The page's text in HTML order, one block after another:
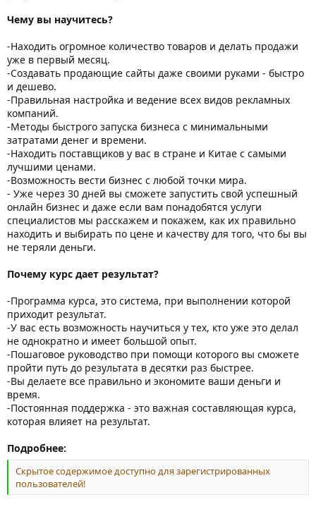
Чему вы научитесь?
-Находить огромное количество товаров и делать продажи
уже в первый месяц.
-Создавать продающие сайты даже своими руками - быстро
и дешево.
-Правильная настройка и ведение всех видов рекламных
компаний.
-Методы быстрого запуска бизнеса с минимальными
затратами денег и времени.
-Находить поставщиков у вас в стране и Китае с самыми
лучшими ценами.
-Возможность вести бизнес с любой точки мира.
- Уже через 30 дней вы сможете запустить свой успешный
онлайн бизнес и даже если вам понадобятся услуги
специалистов мы расскажем и покажем, как их правильно
находить и выбирать по цене и качеству для того, что бы вы
не теряли деньги.
Почему курс дает результат?
-Программа курса, это система, при выполнении которой
приходит результат.
-У вас есть возможность научиться у тех, кто уже это делал
не однократно и имеет большой опыт.
-Пошаговое руководство при помощи которого вы сможете
пройти путь до результата в десятки раз быстрее.
-Вы делаете все правильно и экономите ваши деньги и
время.
-Постоянная поддержка - это важная составляющая курса,
которая влияет на результат.
Подробнее:
Скрытое содержимое доступно для зарегистрированных
пользователей!